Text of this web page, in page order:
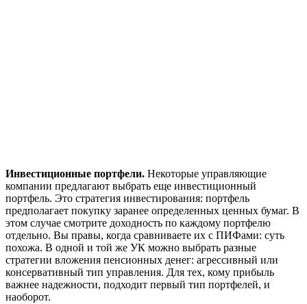
Инвестиционные портфели. Некоторые управляющие
компании предлагают выбрать еще инвестиционный
портфель. Это стратегия инвестирования: портфель
предполагает покупку заранее определенных ценных бумаг. В
этом случае смотрите доходность по каждому портфелю
отдельно. Вы правы, когда сравниваете их с ПИФами: суть
похожа. В одной и той же УК можно выбрать разные
стратегии вложения пенсионных денег: агрессивный или
консервативный тип управления. Для тех, кому прибыль
важнее надежности, подходит первый тип портфелей, и
наоборот.